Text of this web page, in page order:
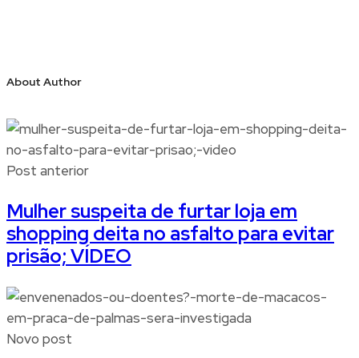
About Author
Post anterior
Mulher suspeita de furtar loja em
shopping deita no asfalto para evitar
prisão; VÍDEO
Novo post